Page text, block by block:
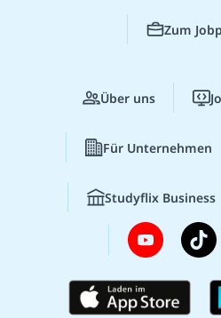
Zum
Über uns
Für Unternehmen
Studyflix Business